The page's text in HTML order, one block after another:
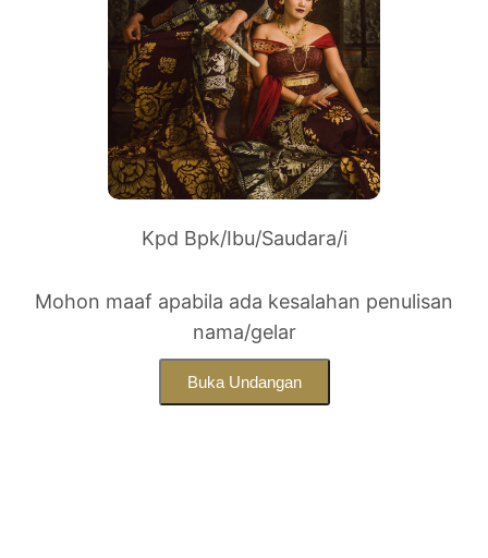
Kpd Bpk/Ibu/Saudara/i
Mohon maaf apabila ada kesalahan penulisan
nama/gelar
Buka Undangan